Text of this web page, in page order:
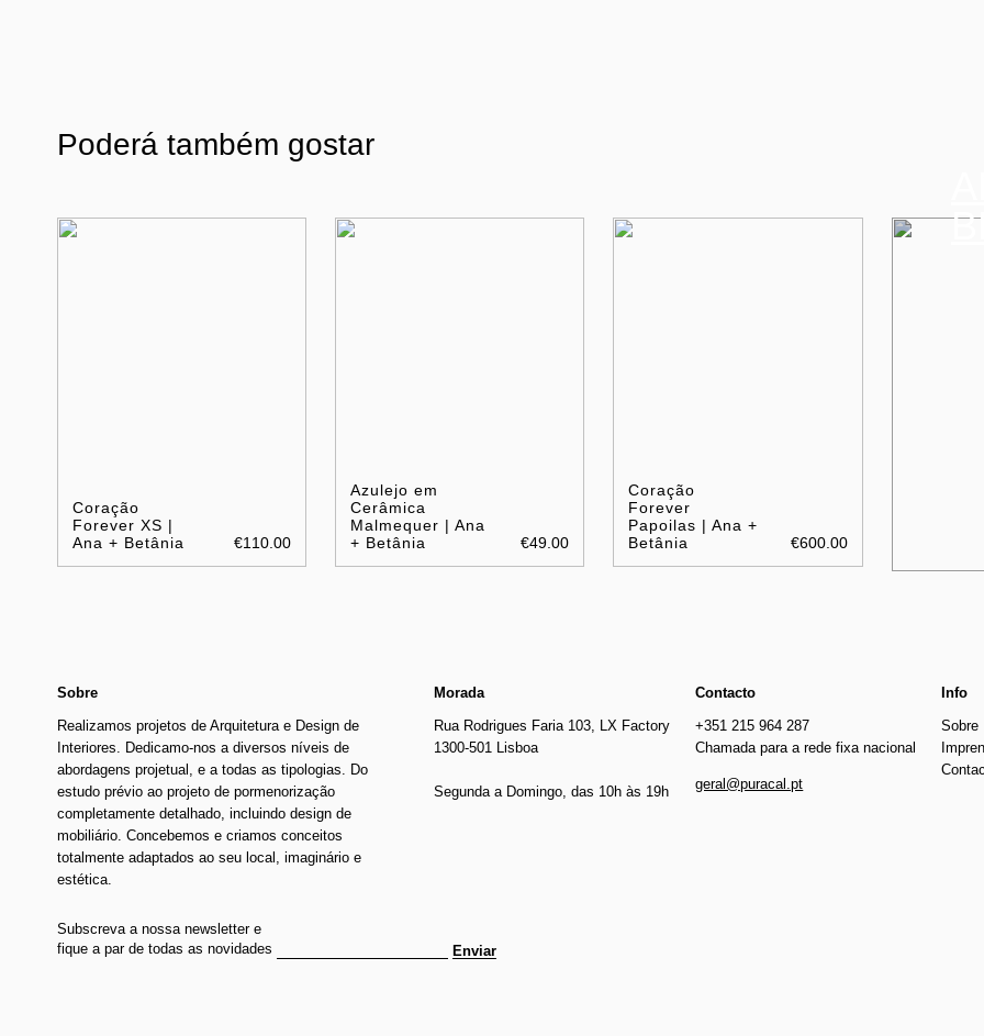
Poderá também gostar
Coração
Forever XS |
Ana + Betânia
€110.00
Azulejo em
Cerâmica
Malmequer | Ana
+ Betânia
€49.00
Coração
Forever
Papoilas | Ana +
Betânia
€600.00
Sobre
Realizamos projetos de Arquitetura e Design de
Interiores. Dedicamo-nos a diversos níveis de
abordagens projetual, e a todas as tipologias. Do
estudo prévio ao projeto de pormenorização
completamente detalhado, incluindo design de
mobiliário. Concebemos e criamos conceitos
totalmente adaptados ao seu local, imaginário e
estética.
Morada
Rua Rodrigues Faria 103, LX Factory
1300-501 Lisboa
Segunda a Domingo, das 10h às 19h
Contacto
+351 215 964 287
Chamada para a rede fixa nacional
geral@puracal.pt
Info
Sobre
Subscreva a nossa newsletter e
fique a par de todas as novidades
Enviar